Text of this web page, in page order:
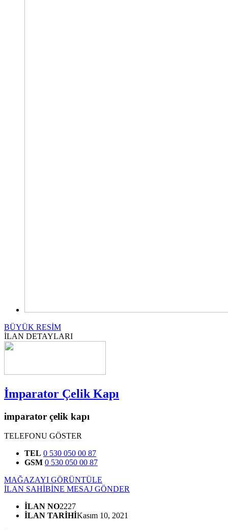
BÜYÜK RESİM
İLAN DETAYLARI
İmparator Çelik Kapı
imparator çelik kapı
TELEFONU GÖSTER
TEL 0 530 050 00 87
GSM 0 530 050 00 87
MAĞAZAYI GÖRÜNTÜLE
İLAN SAHİBİNE MESAJ GÖNDER
İLAN NO2227
İLAN TARİHİKasım 10, 2021